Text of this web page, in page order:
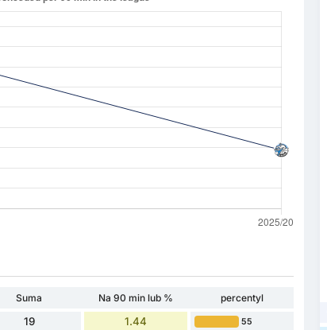
Suma Na 90 min lub %
percentyl
19 1.44 55